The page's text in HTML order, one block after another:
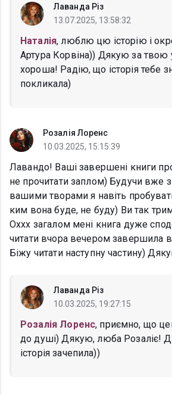
Лаванда Різ
13.07.2025, 13:58:32
Наталія, люблю цю історію і
Артура Корвіна)) Дякую за твою
хороша! Радію, що історія тебе
покликала)
Розалія Лоренс
10.03.2025, 15:15:39
Лавандо! Ваші завершені книги
не прочитати заплом) Будучи вже
вашими творами я навіть
ким вона буде, не буду) Ви так
Оххх загалом мені книга дуже
читати вчора вечером завершила
Біжу читати наступну частину)
Лаванда Різ
10.03.2025, 19:27:15
Розалія Лоренс, приємно, що
до душі) Дякую, люба Розаліє!
історія зачепила))